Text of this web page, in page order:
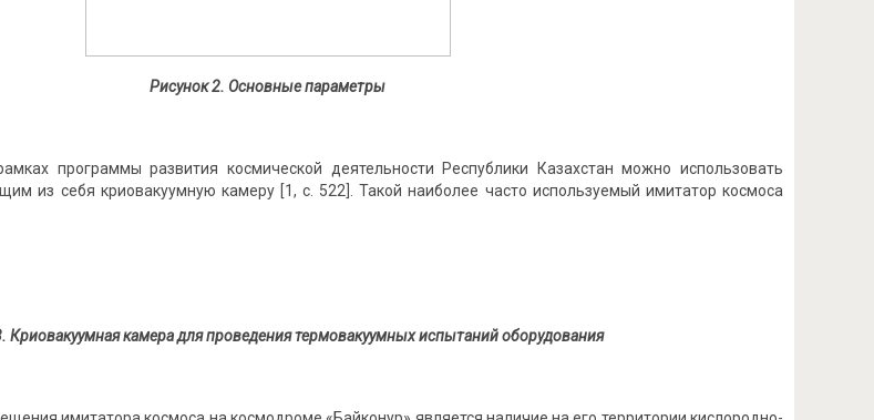
Рисунок 2. Основные параметры
программы развития космической деятельности Республики Казахстан можно использовать
из себя криовакуумную камеру [1, с. 522]. Такой наиболее часто используемый имитатор космоса
Криовакуумная камера для проведения термовакуумных испытаний оборудования